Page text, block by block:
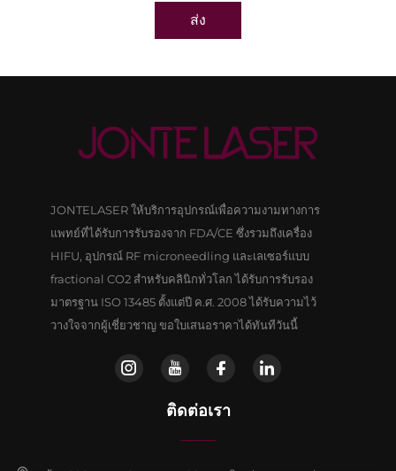
ส่ง
JONTELASER ให้บริการอุปกรณ์เพื่อความงามทางการ
แพทย์ที่ได้รับการรับรองจาก FDA/CE ซึ่งรวมถึงเครื่อง
HIFU, อุปกรณ์ RF microneedling และเลเซอร์แบบ
fractional CO2 สำหรับคลินิกทั่วโลก ได้รับการรับรอง
มาตรฐาน ISO 13485 ตั้งแต่ปี ค.ศ. 2008 ได้รับความไว้
วางใจจากผู้เชี่ยวชาญ ขอใบเสนอราคาได้ทันทีวันนี้
ติดต่อเรา